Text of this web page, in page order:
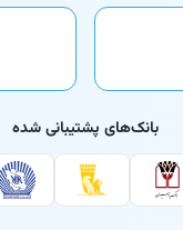
بانک‌های پشتیبانی شده